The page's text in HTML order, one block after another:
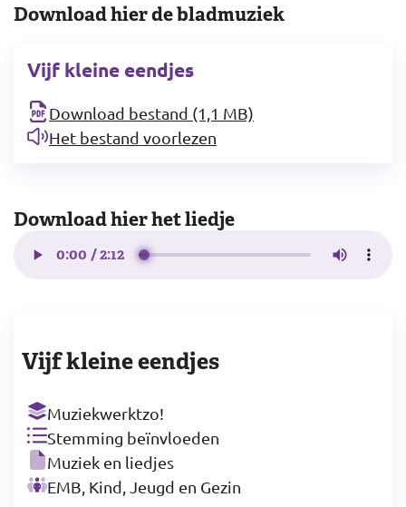
Download hier de bladmuziek
Vijf kleine eendjes
Download bestand (1,1 MB)
Het bestand voorlezen
Download hier het liedje
Vijf kleine eendjes
Muziekwerktzo!
Stemming beïnvloeden
Muziek en liedjes
EMB, Kind, Jeugd en Gezin